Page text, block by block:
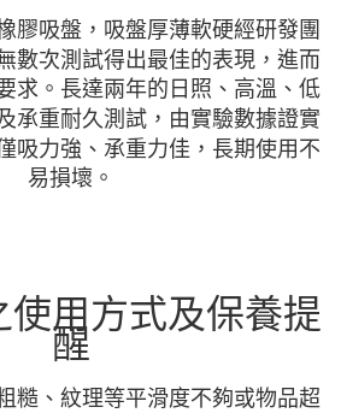
膠吸盤，吸盤厚薄軟硬經研發團
數次測試得出最佳的表現，進而
求。長達兩年的日照、高溫、低
承重耐久測試，由實驗數據證實
吸力強、承重力佳，長期使用不
易損壞。
使用方式及保養提
醒
糙、紋理等平滑度不夠或物品超